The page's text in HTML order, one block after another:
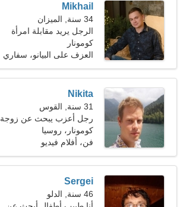
Mikhail
34 سنة, الميزان
الرجل يريد مقابلة امرأة
كومونار
العزف على البيانو، سفاري
Nikita
31 سنة, القوس
رجل أعزب يبحث عن زوجة
25-28
كومونار، روسيا
فن، أفلام فيديو
Sergei
46 سنة, الدلو